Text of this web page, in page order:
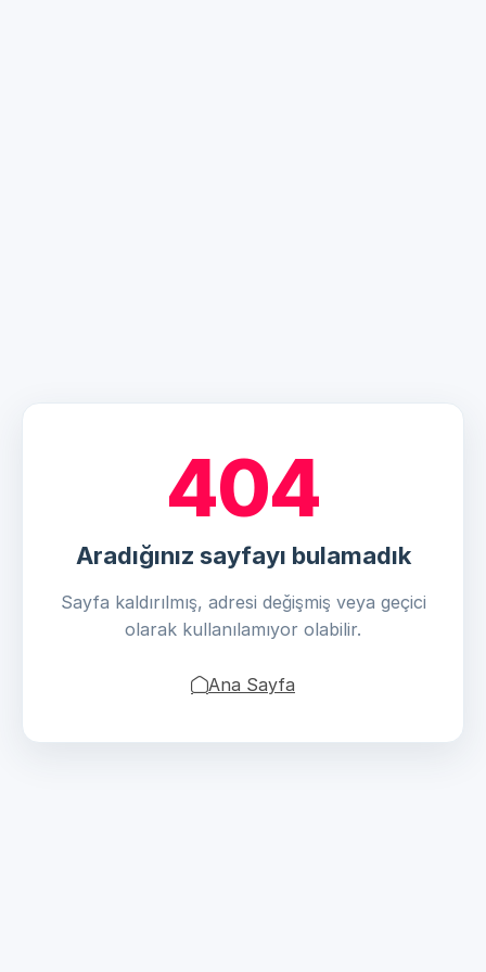
404
Aradığınız sayfayı bulamadık
Sayfa kaldırılmış, adresi değişmiş veya geçici
olarak kullanılamıyor olabilir.
Ana Sayfa